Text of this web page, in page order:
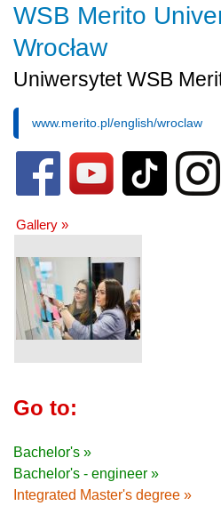
WSB Merito
Wrocław
Uniwersytet WSB
www.merito.pl/english/wroclaw
Gallery »
Go to:
Bachelor's »
Bachelor's - engineer »
Integrated Master's degree »